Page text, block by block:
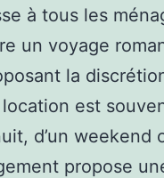
à tous les
un voyage
la
est
d’un weekend
propose